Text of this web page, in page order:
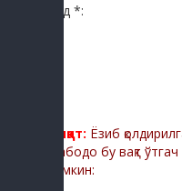
Код *:
Диққат: Ёзиб
Мабодо бу вақт
мумкин: